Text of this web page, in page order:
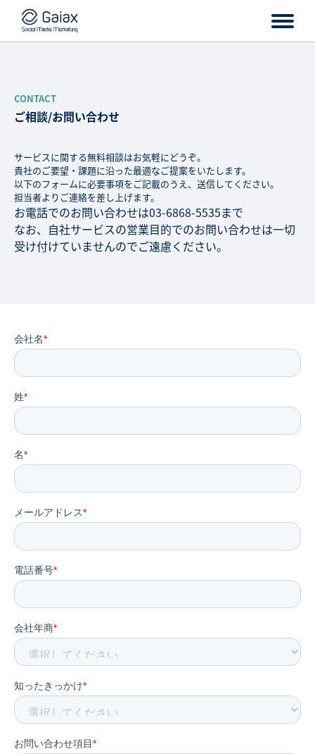
CONTACT
ご相談/お問い合わせ
サービスに関する無料相談はお気軽にどうぞ。
貴社のご要望・課題に沿った最適なご提案をいたします。
以下のフォームに必要事項をご記載のうえ、送信してください。
担当者よりご連絡を差し上げます。
お電話でのお問い合わせは03-6868-5535まで
なお、自社サービスの営業目的でのお問い合わせは一切
受け付けていませんのでご遠慮ください。